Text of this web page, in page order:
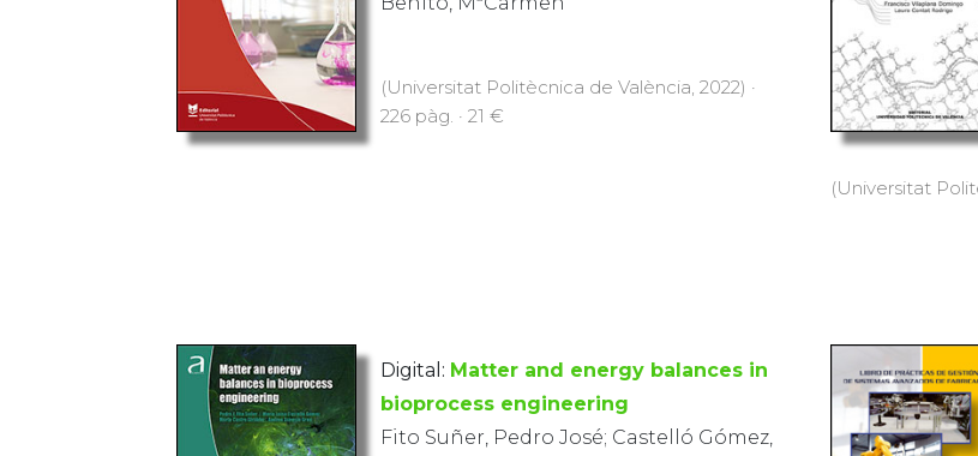
(Universitat Politècnica de València, 2022) ·
226 pàg. · 21 €
(Universitat
Digital: Matter and energy balances in
bioprocess engineering
Fito Suñer, Pedro José; Castelló Gómez,